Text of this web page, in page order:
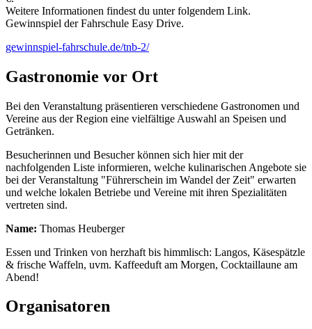
Weitere Informationen findest du unter folgendem Link.
Gewinnspiel der Fahrschule Easy Drive.
gewinnspiel-fahrschule.de/tnb-2/
Gastronomie vor Ort
Bei den Veranstaltung präsentieren verschiedene Gastronomen und
Vereine aus der Region eine vielfältige Auswahl an Speisen und
Getränken.
Besucherinnen und Besucher können sich hier mit der
nachfolgenden Liste informieren, welche kulinarischen Angebote sie
bei der Veranstaltung "Führerschein im Wandel der Zeit" erwarten
und welche lokalen Betriebe und Vereine mit ihren Spezialitäten
vertreten sind.
Name: Thomas Heuberger
Essen und Trinken von herzhaft bis himmlisch: Langos, Käsespätzle
& frische Waffeln, uvm. Kaffeeduft am Morgen, Cocktaillaune am
Abend!
Organisatoren